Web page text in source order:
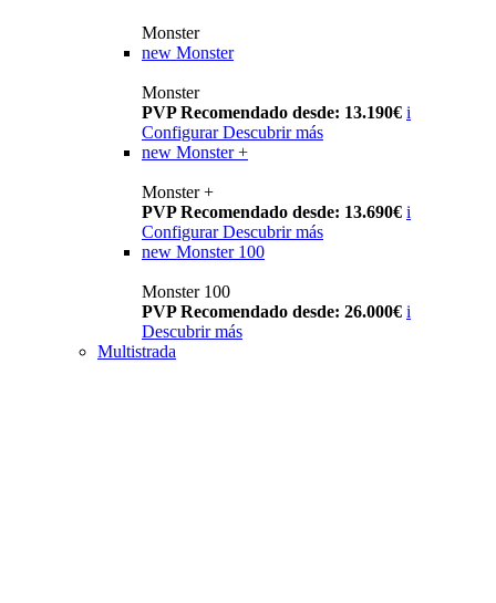
Monster
new Monster
Monster
PVP Recomendado desde: 13.190€ i
Configurar Descubrir más
new Monster +
Monster +
PVP Recomendado desde: 13.690€ i
Configurar Descubrir más
new Monster 100
Monster 100
PVP Recomendado desde: 26.000€ i
Descubrir más
Multistrada